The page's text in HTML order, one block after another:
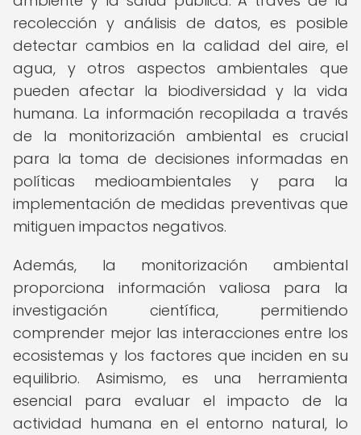
recolección y análisis de datos, es posible
detectar cambios en la calidad del aire, el
agua, y otros aspectos ambientales que
pueden afectar la biodiversidad y la vida
humana. La información recopilada a través
de la monitorización ambiental es crucial
para la toma de decisiones informadas en
políticas medioambientales y para la
implementación de medidas preventivas que
mitiguen impactos negativos.
Además, la monitorización ambiental
proporciona información valiosa para la
investigación científica, permitiendo
comprender mejor las interacciones entre los
ecosistemas y los factores que inciden en su
equilibrio. Asimismo, es una herramienta
esencial para evaluar el impacto de la
actividad humana en el entorno natural, lo